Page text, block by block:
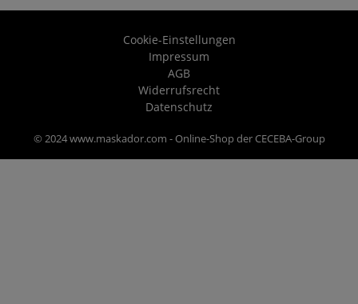
Cookie-Einstellungen
Impressum
AGB
Widerrufsrecht
Datenschutz
© 2024 www.maskador.com - Online-Shop der CECEBA-Group